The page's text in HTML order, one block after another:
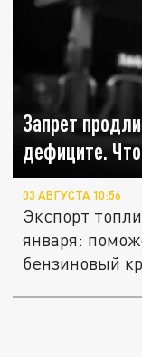
Запрет
дефиците.
03 АВГУСТА 10:56
Экспорт
января:
бензиновый